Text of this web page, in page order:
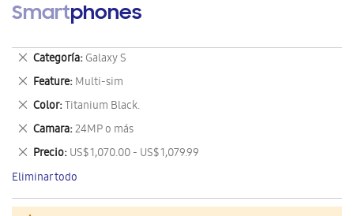
Smartphones
Categoría Galaxy S
Eliminar
este
artículo
Feature Multi-sim
Eliminar
este
artículo
Color Titanium Black.
Eliminar
este
artículo
Camara 24MP o más
Eliminar
este
artículo
Precio US$ 1,070.00 - US$ 1,079.99
Eliminar
este
artículo
Eliminar todo